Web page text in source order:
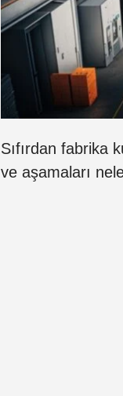
Sıfırdan fabrika
ve aşamaları